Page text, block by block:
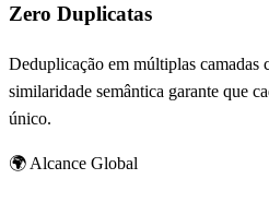
Zero Duplicatas
Deduplicação em múltiplas camadas
similaridade semântica garante que
único.
🌍 Alcance Global